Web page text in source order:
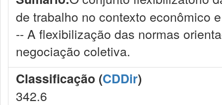
de trabalho no contexto econômico
-- A flexibilização das normas
negociação coletiva.
Classificação (CDDir)
342.6